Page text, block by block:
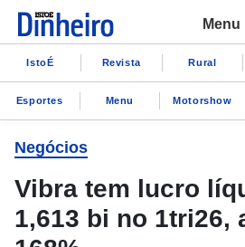
Menu
IstoÉ Revista Rural
Esportes Menu Motorshow
Negócios
Vibra tem lucro
1,613 bi no 1tri26,